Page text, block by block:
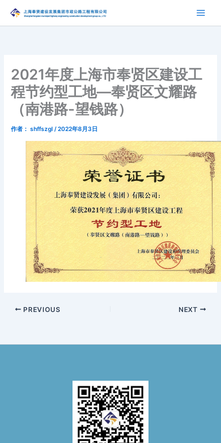
内
2021年度上海市奉贤区建设工
程节约型工地—奉贤区文耀路
（南港路-望钱路）
作者： shffszgl/2022年8月3日
PREVIOUS NEXT